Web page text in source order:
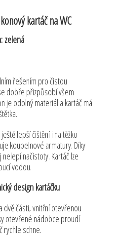
kartáč na WC
zelená
řešením pro čistou
dobře přizpůsobí všem
je odolný materiál a kartáč má
lepší čištění i na těžko
koupelnové armatury. Díky
načistoty. Kartáč lze
vodou.
design kartáčku
dvě části, vnitřní otevřenou
otevřené nádobce proudí
rychle schne.